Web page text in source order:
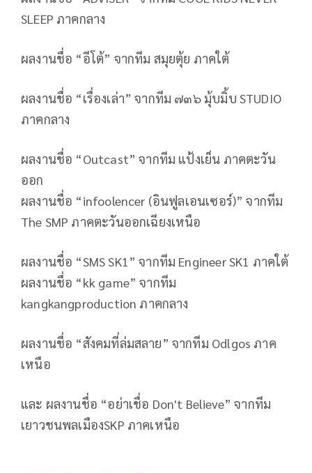
SLEEP ภาคกลาง
ผลงานชื่อ “อีโต้” จากทีม สมุยตุ้ย ภาคใต้
ผลงานชื่อ “เรื่องเล่า” จากทีม ๗๓๖ มุ้บมิ้บ STUDIO
ภาคกลาง
ผลงานชื่อ “Outcast” จากทีม แป้งเย็น ภาคตะวัน
ออก
ผลงานชื่อ “infoolencer (อินฟูลเอนเซอร์)” จากทีม
The SMP ภาคตะวันออกเฉียงเหนือ
ผลงานชื่อ “SMS SK1” จากทีม Engineer SK1 ภาคใต้
ผลงานชื่อ “kk game” จากทีม
kangkangproduction ภาคกลาง
ผลงานชื่อ “สังคมที่ล่มสลาย” จากทีม Odlgos ภาค
เหนือ
และ ผลงานชื่อ “อย่าเชื่อ Don't Believe” จากทีม
เยาวชนพลเมืองSKP ภาคเหนือ